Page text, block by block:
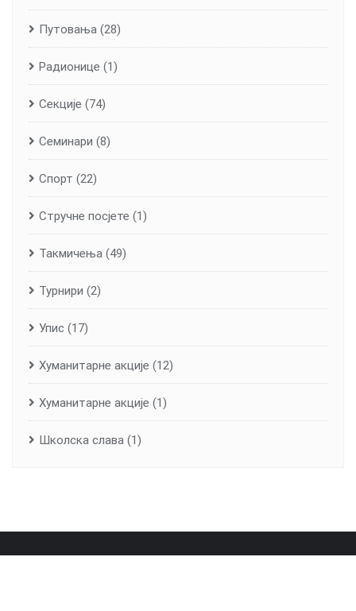
Путовања (28)
Радионице (1)
Секције (74)
Семинари (8)
Спорт (22)
Стручне посјете (1)
Такмичења (49)
Турнири (2)
Упис (17)
Хуманитарне aкције (12)
Хуманитарне акције (1)
Школска слава (1)